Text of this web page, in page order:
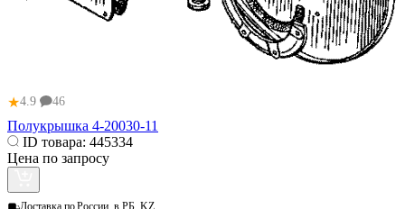
★4.9 46
Полукрышка 4-20030-11
ID товара: 445334
Цена по запросу
Доставка поРоссии, в РБ, KZ